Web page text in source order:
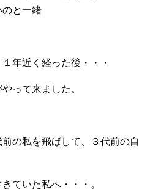
のと一緒
年近く経った後・・・
って来ました。
の私を飛ばして、３代前の自
ていた私へ・・・。